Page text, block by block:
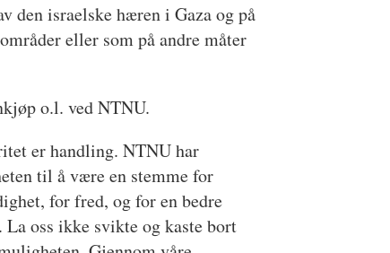
den israelske hæren i Gaza og på
eller som på andre måter
o.l. ved NTNU.
er handling. NTNU har
til å være en stemme for
for fred, og for en bedre
La oss ikke svikte og kaste bort